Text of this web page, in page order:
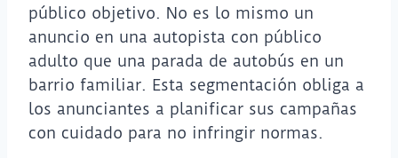
público objetivo. No es lo mismo un
anuncio en una autopista con público
adulto que una parada de autobús en un
barrio familiar. Esta segmentación obliga a
los anunciantes a planificar sus campañas
con cuidado para no infringir normas.